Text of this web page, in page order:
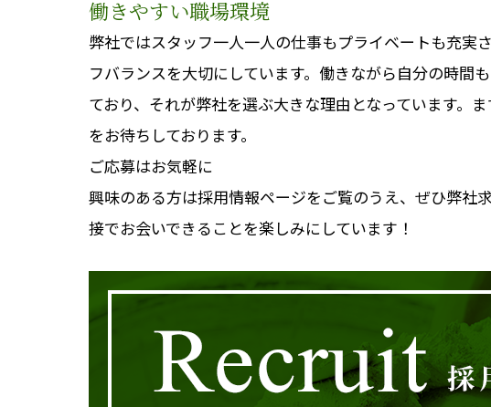
働きやすい職場環境
弊社ではスタッフ一人一人の仕事もプライベートも充実
フバランスを大切にしています。働きながら自分の時間
ており、それが弊社を選ぶ大きな理由となっています。
をお待ちしております。
ご応募はお気軽に
興味のある方は採用情報ページをご覧のうえ、ぜひ弊社
接でお会いできることを楽しみにしています！